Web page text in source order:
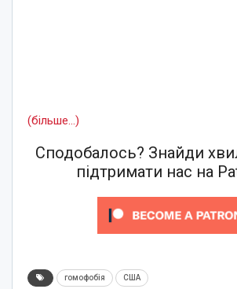
(більше…)
Сподобалось? Знайди
підтримати нас на
гомофобія США